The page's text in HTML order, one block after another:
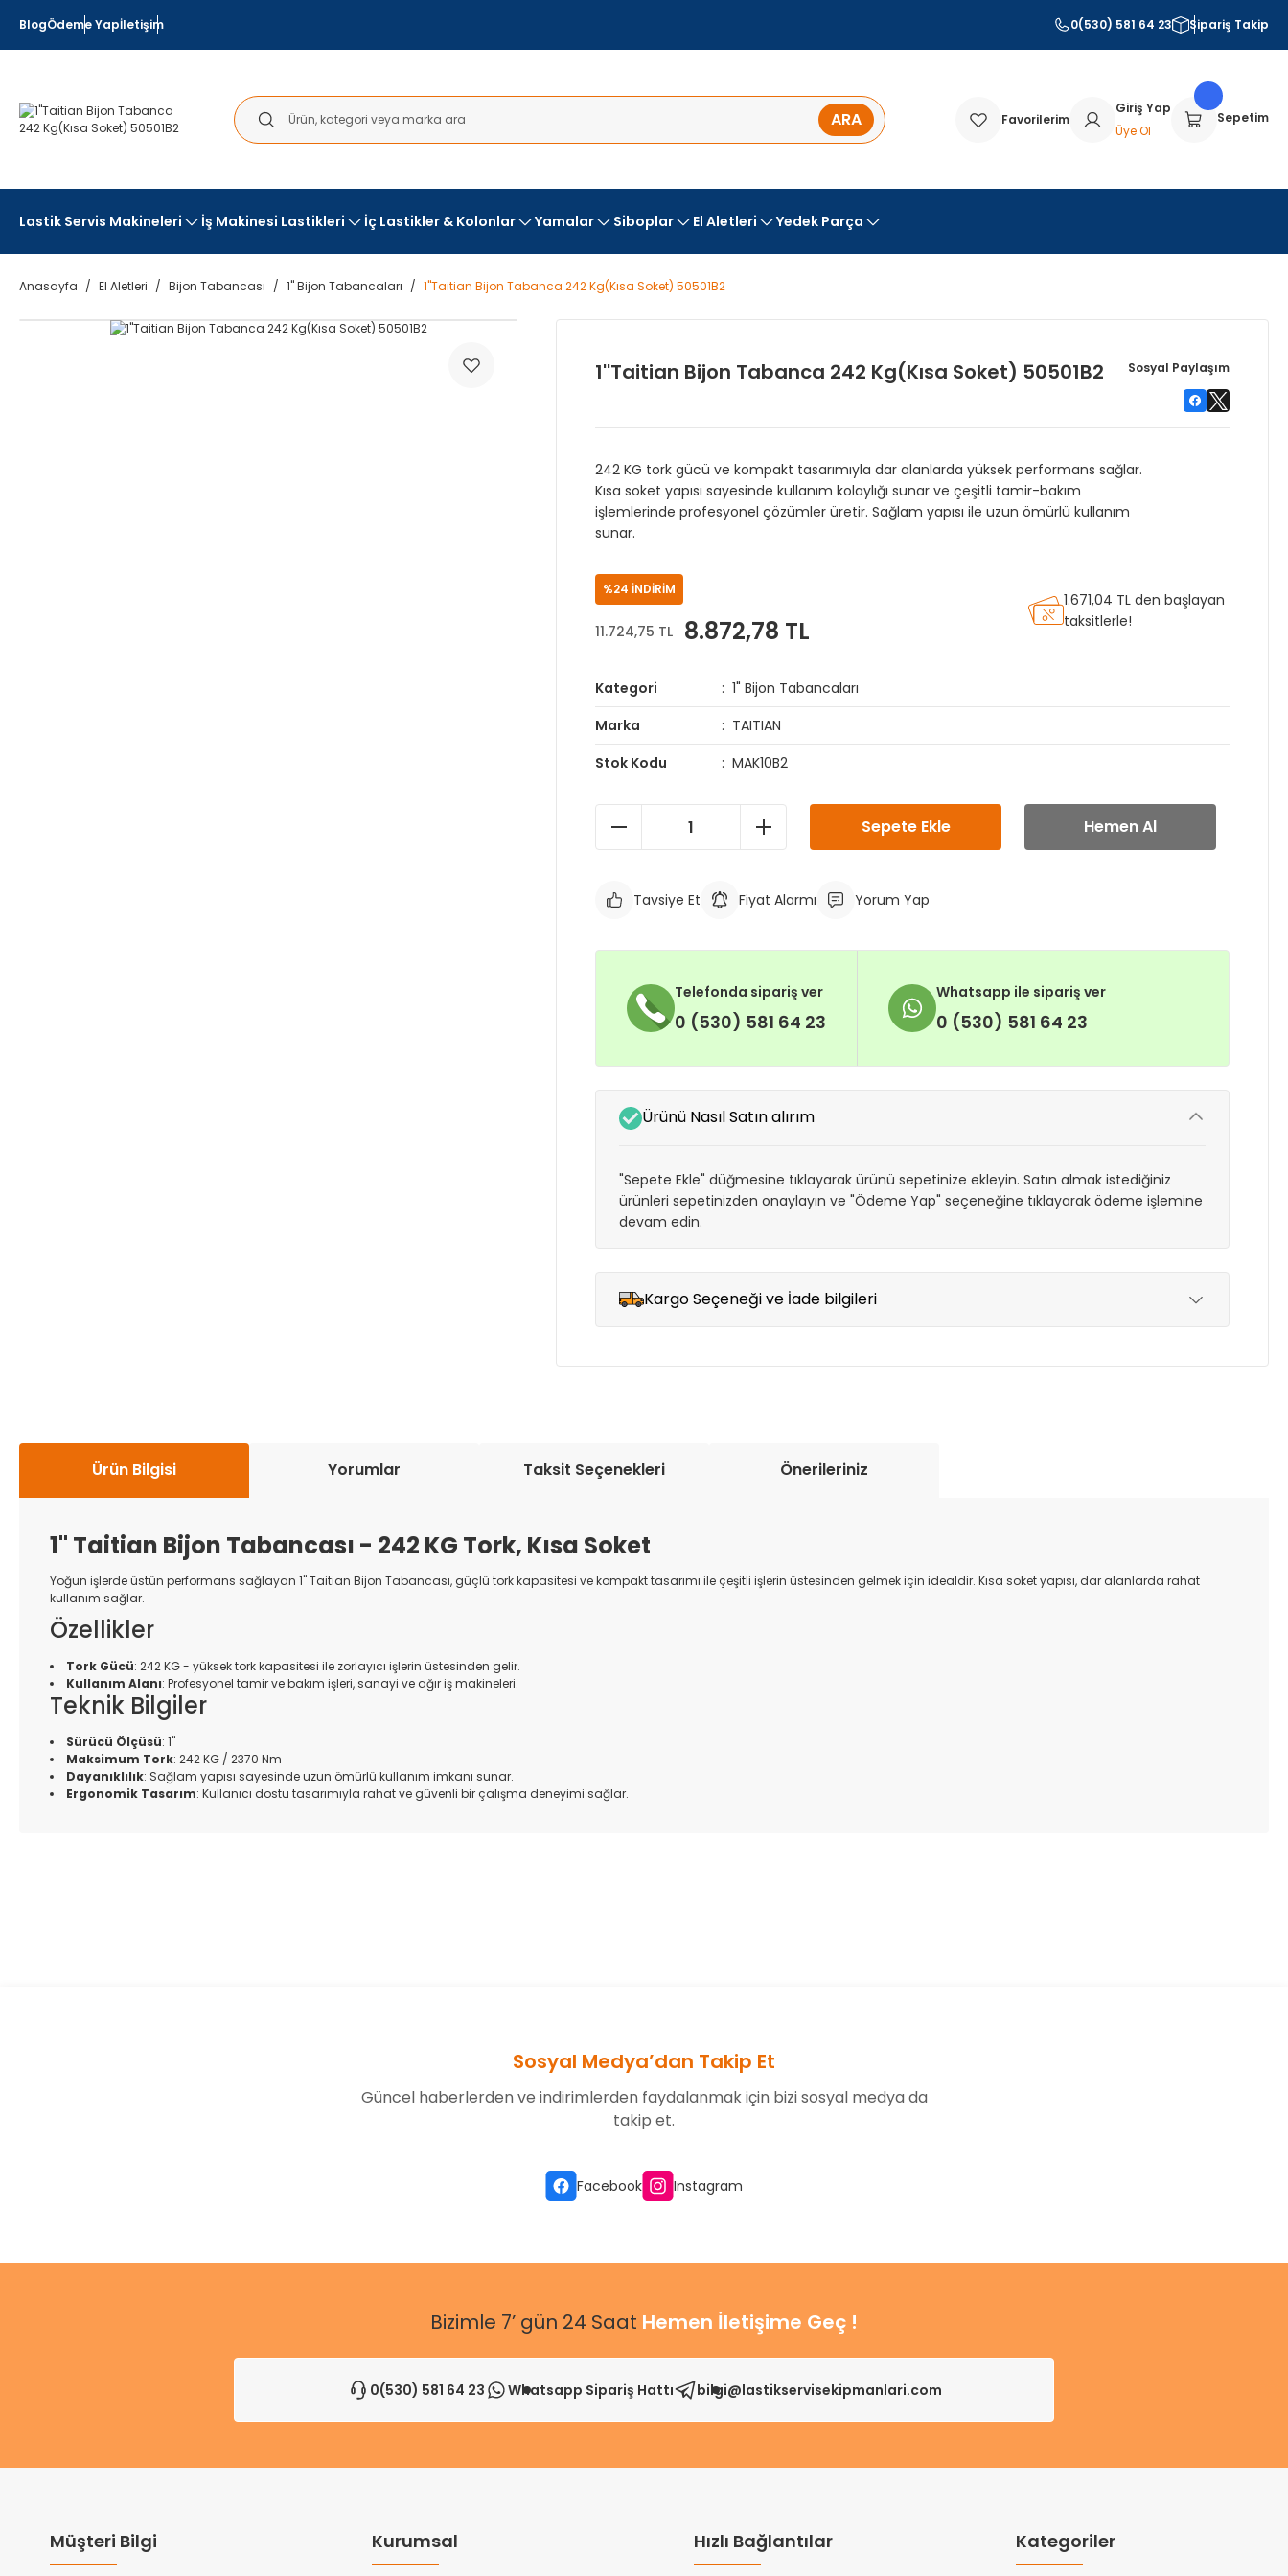
BlogÖdeme Yapİletişim 0(530) 581 64 23 Sipariş Takip
ARA Favorilerim
Giriş Yap
Üye Ol
Sepetim
Lastik Servis Makineleri İş Makinesi Lastikleri İç Lastikler & Kolonlar Yamalar Siboplar El Aletleri Yedek Parça
Anasayfa El Aletleri Bijon Tabancası 1" Bijon Tabancaları 1''Taitian Bijon Tabanca 242 Kg(Kısa Soket) 50501B2
1''Taitian Bijon Tabanca 242 Kg(Kısa Soket) 50501B2 Sosyal Paylaşım
242 KG tork gücü ve kompakt tasarımıyla dar alanlarda yüksek performans sağlar.
Kısa soket yapısı sayesinde kullanım kolaylığı sunar ve çeşitli tamir-bakım
işlemlerinde profesyonel çözümler üretir. Sağlam yapısı ile uzun ömürlü kullanım
sunar.
%24 İNDİRİM
11.724,75 TL 8.872,78 TL
1.671,04 TL den başlayan
taksitlerle!
Kategori
1" Bijon Tabancaları
Marka
TAITIAN
Stok Kodu
MAK10B2
Sepete Ekle Hemen Al
Tavsiye Et Fiyat Alarmı Yorum Yap
Telefonda sipariş ver
0 (530) 581 64 23
Whatsapp ile sipariş ver
0 (530) 581 64 23
Ürünü Nasıl Satın alırım
"Sepete Ekle" düğmesine tıklayarak ürünü sepetinize ekleyin. Satın almak istediğiniz
ürünleri sepetinizden onaylayın ve "Ödeme Yap" seçeneğine tıklayarak ödeme işlemine
devam edin.
Kargo Seçeneği ve İade bilgileri
Ürün Bilgisi Yorumlar Taksit Seçenekleri Önerileriniz
1'' Taitian Bijon Tabancası - 242 KG Tork, Kısa Soket
Yoğun işlerde üstün performans sağlayan 1'' Taitian Bijon Tabancası, güçlü tork kapasitesi ve kompakt tasarımı ile çeşitli işlerin üstesinden gelmek için idealdir. Kısa soket yapısı, dar alanlarda rahat
kullanım sağlar.
Özellikler
Tork Gücü: 242 KG - yüksek tork kapasitesi ile zorlayıcı işlerin üstesinden gelir.
Kullanım Alanı: Profesyonel tamir ve bakım işleri, sanayi ve ağır iş makineleri.
Teknik Bilgiler
Sürücü Ölçüsü: 1"
Maksimum Tork: 242 KG / 2370 Nm
Dayanıklılık: Sağlam yapısı sayesinde uzun ömürlü kullanım imkanı sunar.
Ergonomik Tasarım: Kullanıcı dostu tasarımıyla rahat ve güvenli bir çalışma deneyimi sağlar.
Gönder
Sosyal Medya’dan Takip Et
Güncel haberlerden ve indirimlerden faydalanmak için bizi sosyal medya da
takip et.
Facebook Instagram
Bizimle 7’ gün 24 Saat Hemen İletişime Geç !
0(530) 581 64 23 Whatsapp Sipariş Hattı bilgi@lastikservisekipmanlari.com
Müşteri Bilgi Kurumsal Hızlı Bağlantılar Kategoriler